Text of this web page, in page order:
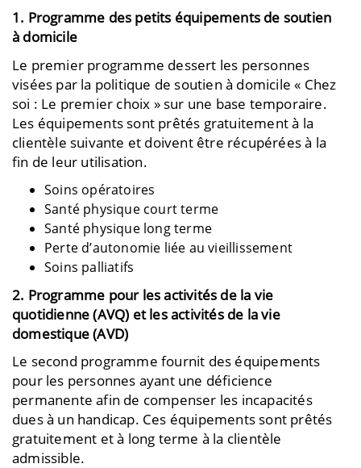
1. Programme des petits équipements de soutien
à domicile
Le premier programme dessert les personnes
visées par la politique de soutien à domicile « Chez
soi : Le premier choix » sur une base temporaire.
Les équipements sont prêtés gratuitement à la
clientèle suivante et doivent être récupérées à la
fin de leur utilisation.
Soins opératoires
Santé physique court terme
Santé physique long terme
Perte d’autonomie liée au vieillissement
Soins palliatifs
2. Programme pour les activités de la vie
quotidienne (AVQ) et les activités de la vie
domestique (AVD)
Le second programme fournit des équipements
pour les personnes ayant une déficience
permanente afin de compenser les incapacités
dues à un handicap. Ces équipements sont prêtés
gratuitement et à long terme à la clientèle
admissible.